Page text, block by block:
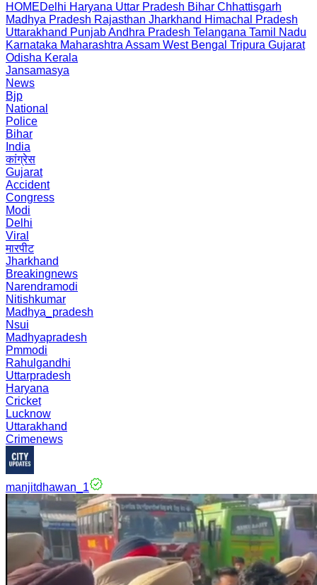
HOMEDelhi Haryana Uttar Pradesh Bihar Chhattisgarh
Madhya Pradesh Rajasthan Jharkhand Himachal Pradesh
Uttarakhand PunjabAndhra Pradesh Telangana Tamil Nadu
Karnataka Maharashtra Assam West Bengal Tripura Gujarat
Odisha Kerala
Jansamasya
News
Bjp
National
Police
Bihar
India
कांग्रेस
Gujarat
Accident
Congress
Modi
Delhi
Viral
मारपीट
Jharkhand
Breakingnews
Narendramodi
Nitishkumar
Madhya_pradesh
Nsui
Madhyapradesh
Pmmodi
Rahulgandhi
Uttarpradesh
Haryana
Cricket
Lucknow
Uttarakhand
Crimenews
manjitdhawan_1